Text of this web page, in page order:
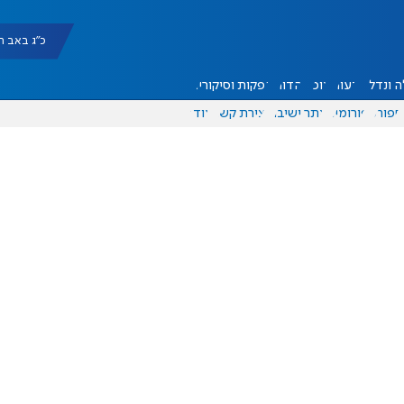
כ"ג באב תשפ"ו
ונדל"ן דעות אוכל יהדות הפקות וסיקורים
ספורט פורומים אתר ישיבה יצירת קשר עוד